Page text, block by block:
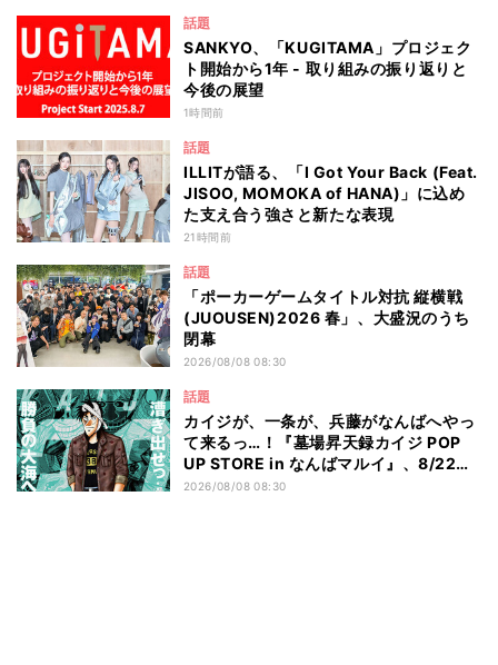
話題
SANKYO、「KUGITAMA」プロジェク
ト開始から1年 - 取り組みの振り返りと
今後の展望
1時間前
話題
ILLITが語る、「I Got Your Back (Feat.
JISOO, MOMOKA of HANA)」に込め
た支え合う強さと新たな表現
21時間前
話題
「ポーカーゲームタイトル対抗 縦横戦
(JUOUSEN)2026 春」、大盛況のうち
閉幕
2026/08/08 08:30
話題
カイジが、一条が、兵藤がなんばへやっ
て来るっ…！『墓場昇天録カイジ POP
UP STORE in なんばマルイ』、8/22よ
り開催
2026/08/08 08:30